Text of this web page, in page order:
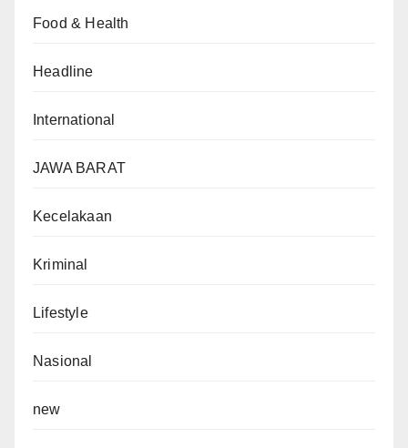
Food & Health
Headline
International
JAWA BARAT
Kecelakaan
Kriminal
Lifestyle
Nasional
new